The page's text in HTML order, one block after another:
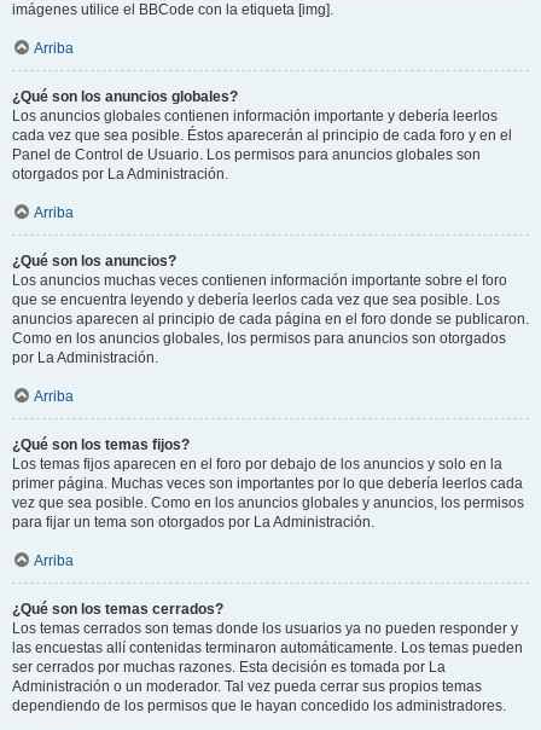
imágenes utilice el BBCode con la etiqueta [img].
Arriba
¿Qué son los anuncios globales?
Los anuncios globales contienen información importante y debería leerlos
cada vez que sea posible. Éstos aparecerán al principio de cada foro y en el
Panel de Control de Usuario. Los permisos para anuncios globales son
otorgados por La Administración.
Arriba
¿Qué son los anuncios?
Los anuncios muchas veces contienen información importante sobre el foro
que se encuentra leyendo y debería leerlos cada vez que sea posible. Los
anuncios aparecen al principio de cada página en el foro donde se publicaron.
Como en los anuncios globales, los permisos para anuncios son otorgados
por La Administración.
Arriba
¿Qué son los temas fijos?
Los temas fijos aparecen en el foro por debajo de los anuncios y solo en la
primer página. Muchas veces son importantes por lo que debería leerlos cada
vez que sea posible. Como en los anuncios globales y anuncios, los permisos
para fijar un tema son otorgados por La Administración.
Arriba
¿Qué son los temas cerrados?
Los temas cerrados son temas donde los usuarios ya no pueden responder y
las encuestas allí contenidas terminaron automáticamente. Los temas pueden
ser cerrados por muchas razones. Esta decisión es tomada por La
Administración o un moderador. Tal vez pueda cerrar sus propios temas
dependiendo de los permisos que le hayan concedido los administradores.